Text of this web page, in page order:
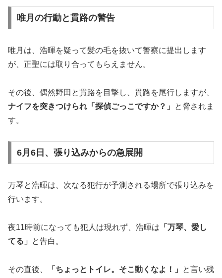
唯月の行動と貫路の警告
唯月は、浩暉を疑って髪の毛を抜いて警察に提出します
が、正聖には取り合ってもらえません。
その後、偶然野田と貫路を目撃し、貫路を尾行しますが、
ナイフを突きつけられ「探偵ごっこですか？」
と脅されま
す。
6月6日、張り込みからの急展開
万琴と浩暉は、次なる犯行が予測される場所で張り込みを
行います。
夜11時前になっても犯人は現れず、浩暉は 「万琴、愛し
てる」
と告白。
その直後、 「ちょっとトイレ。そこ動くなよ！」
と言い残